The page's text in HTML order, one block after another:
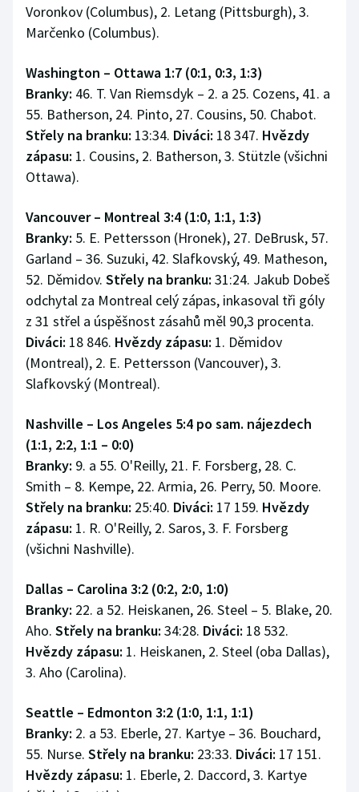
Voronkov (Columbus), 2. Letang (Pittsburgh), 3.
Marčenko (Columbus).
Washington – Ottawa 1:7 (0:1, 0:3, 1:3)
Branky: 46. T. Van Riemsdyk – 2. a 25. Cozens, 41. a
55. Batherson, 24. Pinto, 27. Cousins, 50. Chabot.
Střely na branku: 13:34. Diváci: 18 347. Hvězdy
zápasu: 1. Cousins, 2. Batherson, 3. Stützle (všichni
Ottawa).
Vancouver – Montreal 3:4 (1:0, 1:1, 1:3)
Branky: 5. E. Pettersson (Hronek), 27. DeBrusk, 57.
Garland – 36. Suzuki, 42. Slafkovský, 49. Matheson,
52. Děmidov. Střely na branku: 31:24. Jakub Dobeš
odchytal za Montreal celý zápas, inkasoval tři góly
z 31 střel a úspěšnost zásahů měl 90,3 procenta.
Diváci: 18 846. Hvězdy zápasu: 1. Děmidov
(Montreal), 2. E. Pettersson (Vancouver), 3.
Slafkovský (Montreal).
Nashville – Los Angeles 5:4 po sam. nájezdech
(1:1, 2:2, 1:1 – 0:0)
Branky: 9. a 55. O'Reilly, 21. F. Forsberg, 28. C.
Smith – 8. Kempe, 22. Armia, 26. Perry, 50. Moore.
Střely na branku: 25:40. Diváci: 17 159. Hvězdy
zápasu: 1. R. O'Reilly, 2. Saros, 3. F. Forsberg
(všichni Nashville).
Dallas – Carolina 3:2 (0:2, 2:0, 1:0)
Branky: 22. a 52. Heiskanen, 26. Steel – 5. Blake, 20.
Aho. Střely na branku: 34:28. Diváci: 18 532.
Hvězdy zápasu: 1. Heiskanen, 2. Steel (oba Dallas),
3. Aho (Carolina).
Seattle – Edmonton 3:2 (1:0, 1:1, 1:1)
Branky: 2. a 53. Eberle, 27. Kartye – 36. Bouchard,
55. Nurse. Střely na branku: 23:33. Diváci: 17 151.
Hvězdy zápasu: 1. Eberle, 2. Daccord, 3. Kartye